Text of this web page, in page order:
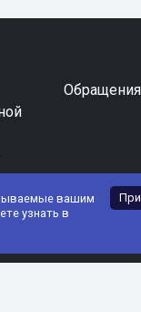
вашим
узнать в
Обращения